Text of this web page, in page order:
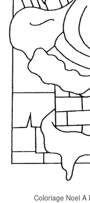
Coloriage Noel A